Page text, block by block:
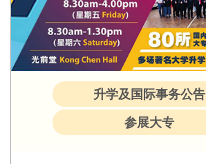
升学及国际事务公告
参展大专